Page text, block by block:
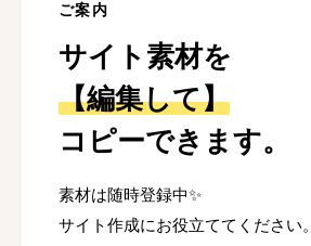
ご案内
サイト素材を
【編集して】
コピーできます。
素材は随時登録中✨
サイト作成にお役立ててください。